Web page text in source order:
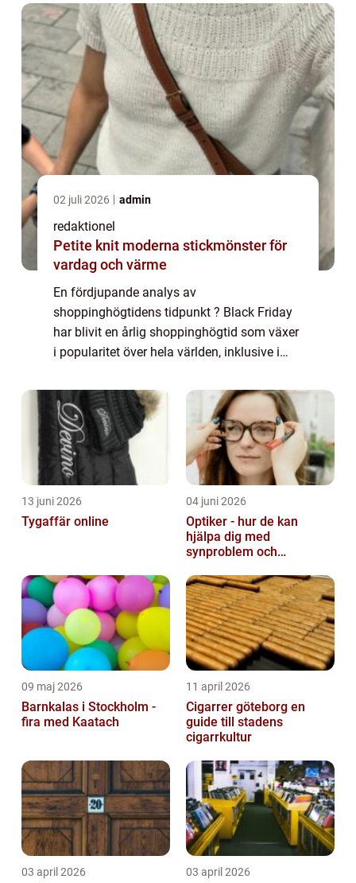
generösa ...
02 juli 2026 admin
redaktionel
Petite knit moderna stickmönster för
vardag och värme
En fördjupande analys av
shoppinghögtidens tidpunkt ? Black Friday
har blivit en årlig shoppinghögtid som växer
i popularitet över hela världen, inklusive i
bjuder på stora reor och lockar kunder med
generösa ...
13 juni 2026
Tygaffär online
04 juni 2026
Optiker - hur de kan
hjälpa dig med
synproblem och
09 maj 2026
Barnkalas i Stockholm -
fira med Kaatach
11 april 2026
Cigarrer göteborg en
guide till stadens
cigarrkultur
03 april 2026 03 april 2026